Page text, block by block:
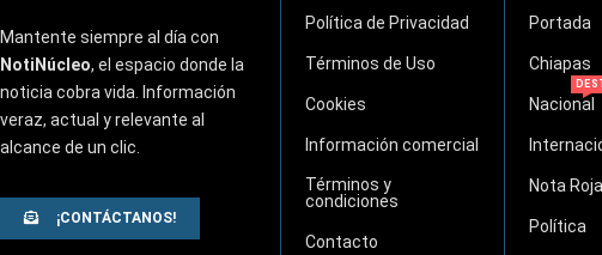
Mantente siempre al día con
NotiNúcleo, el espacio donde la
noticia cobra vida. Información
veraz, actual y relevante al
alcance de un clic.
¡CONTÁCTANOS!
Política de Privacidad
Términos de Uso
Cookies
Información comercial
Términos y
condiciones
Contacto
Portada
Chiapas
Nacional
Nota Roja
Política